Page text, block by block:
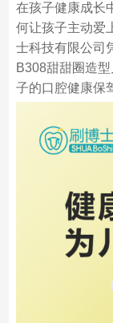
在孩子健康成长
何让孩子主动爱
士科技有限公
B308甜甜圈造
子的口腔健康保